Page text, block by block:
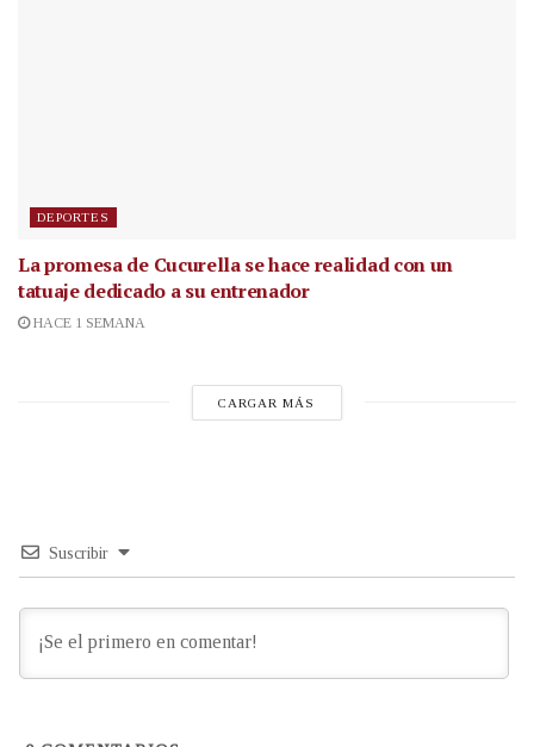
DEPORTES
La promesa de Cucurella se hace realidad con un
tatuaje dedicado a su entrenador
HACE 1 SEMANA
CARGAR MÁS
Suscribir